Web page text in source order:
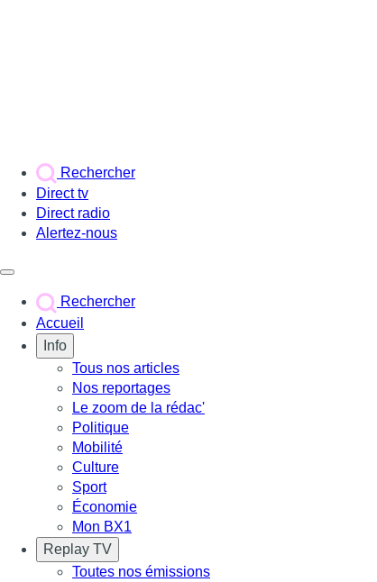
Rechercher
Direct tv
Direct radio
Alertez-nous
Rechercher
Accueil
Info
Tous nos articles
Nos reportages
Le zoom de la rédac'
Politique
Mobilité
Culture
Sport
Économie
Mon BX1
Replay TV
Toutes nos émissions